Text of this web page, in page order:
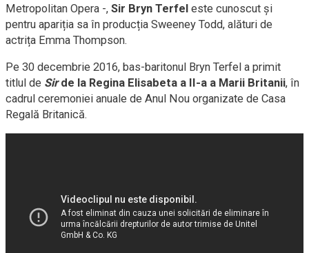
Metropolitan Opera -, Sir Bryn Terfel este cunoscut și
pentru apariția sa în producția Sweeney Todd, alături de
actrița Emma Thompson.
Pe 30 decembrie 2016, bas-baritonul Bryn Terfel a primit
titlul de Sirde la Regina Elisabeta a II-a a Marii Britanii, în
cadrul ceremoniei anuale de Anul Nou organizate de Casa
Regală Britanică.